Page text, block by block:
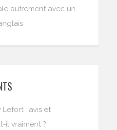
autrement avec un
Lefort : avis et
il vraiment ?